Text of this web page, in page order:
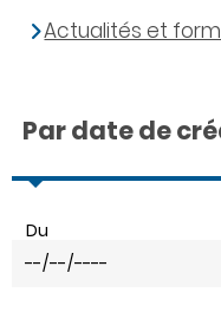
Actualités et
Par date de
Du